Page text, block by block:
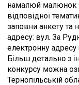
намалюй малюнок
відповідної
заповни анкету та
адресу: вул. За
електронну
Більш детально з
конкурсу можна
Тернопільській